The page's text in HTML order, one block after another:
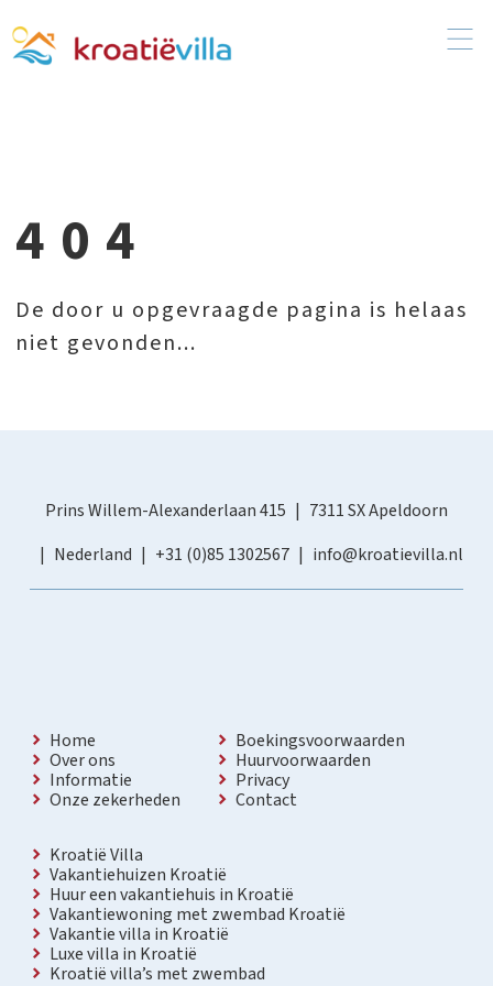
404
De door u opgevraagde pagina is helaas
niet gevonden...
Prins Willem-Alexanderlaan 415
7311 SX Apeldoorn
Nederland
+31 (0)85 1302567 info@kroatievilla.nl
Home
Over ons
Informatie
Onze zekerheden
Boekingsvoorwaarden
Huurvoorwaarden
Privacy
Contact
Kroatië Villa
Vakantiehuizen Kroatië
Huur een vakantiehuis in Kroatië
Vakantiewoning met zwembad Kroatië
Vakantie villa in Kroatië
Luxe villa in Kroatië
Kroatië villa’s met zwembad